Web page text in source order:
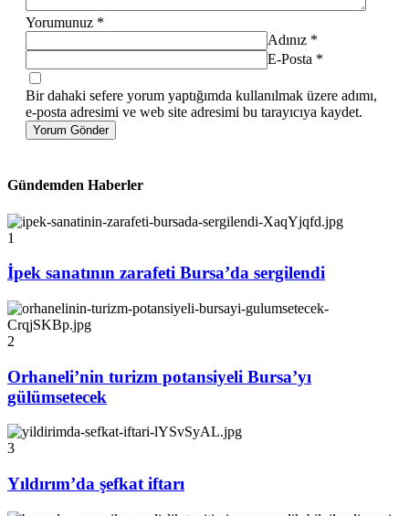
Yorumunuz *
Adınız *
E-Posta *
Bir dahaki sefere yorum yaptığımda kullanılmak üzere adımı,
e-posta adresimi ve web site adresimi bu tarayıcıya kaydet.
Yorum Gönder
Gündemden Haberler
1
İpek sanatının zarafeti Bursa’da sergilendi
2
Orhaneli’nin turizm potansiyeli Bursa’yı
gülümsetecek
3
Yıldırım’da şefkat iftarı